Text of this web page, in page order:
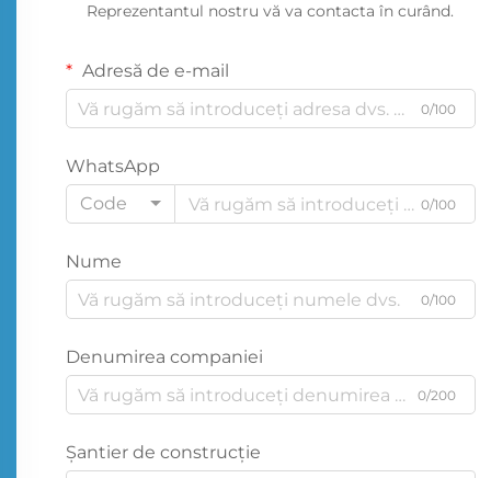
Reprezentantul nostru vă va contacta în curând.
Adresă de e-mail
0/100
WhatsApp
Code
0/100
Nume
0/100
Denumirea companiei
0/200
Şantier de construcţie